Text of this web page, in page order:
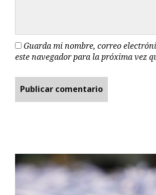
Guarda mi nombre, correo
este navegador para la próxima vez